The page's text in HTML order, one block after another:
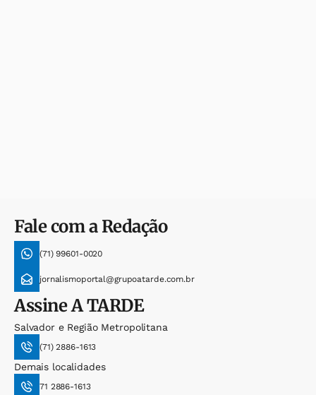
Fale com a Redação
(71) 99601-0020
jornalismoportal@grupoatarde.com.br
AssineA TARDE
Salvador e Região Metropolitana
(71) 2886-1613
Demais localidades
71 2886-1613